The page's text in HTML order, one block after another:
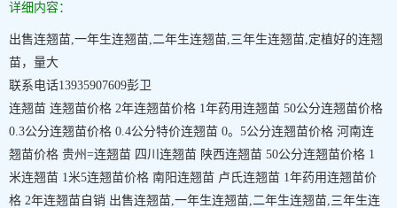
详细内容：
出售连翘苗,一年生连翘苗,二年生连翘苗,三年生连翘苗,定植好的连翘
苗，量大
联系电话13935907609彭卫
连翘苗 连翘苗价格 2年连翘苗价格 1年药用连翘苗 50公分连翘苗价格
0.3公分连翘苗价格 0.4公分特价连翘苗 0。5公分连翘苗价格 河南连
翘苗价格 贵州=连翘苗 四川连翘苗 陕西连翘苗 50公分连翘苗价格 1
米连翘苗 1米5连翘苗价格 南阳连翘苗 卢氏连翘苗 1年药用连翘苗价
格 2年连翘苗自销 出售连翘苗,一年生连翘苗,二年生连翘苗,三年生连